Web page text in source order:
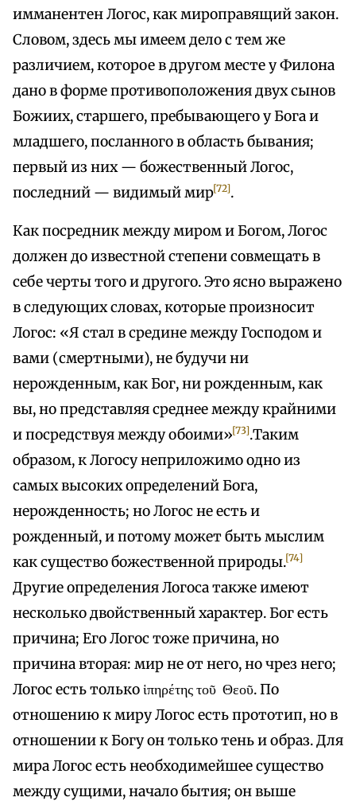
имманентен Логос, как мироправящий закон.
Словом, здесь мы имеем дело с тем же
различием, которое в другом месте у Филона
дано в форме противоположения двух сынов
Божиих, старшего, пребывающего у Бога и
младшего, посланного в область бывания;
первый из них — божественный Логос,
последний — видимый мир[72].
Как посредник между миром и Богом, Логос
должен до известной степени совмещать в
себе черты того и другого. Это ясно выражено
в следующих словах, которые произносит
Логос: «Я стал в средине между Господом и
вами (смертными), не будучи ни
нерожденным, как Бог, ни рожденным, как
вы, но представляя среднее между крайними
и посредствуя между обоими»[73].Таким
образом, к Логосу неприложимо одно из
самых высоких определений Бога,
нерожденность; но Логос не есть и
рожденный, и потому может быть мыслим
как существо божественной природы.[74]
Другие определения Логоса также имеют
несколько двойственный характер. Бог есть
причина; Его Логос тоже причина, но
причина вторая: мир не от него, но чрез него;
Логос есть только ἱπηρέτης τοῦ Θεοῦ. По
отношению к миру Логос есть прототип, но в
отношении к Богу он только тень и образ. Для
мира Логос есть необходимейшее существо
между сущими, начало бытия; он выше